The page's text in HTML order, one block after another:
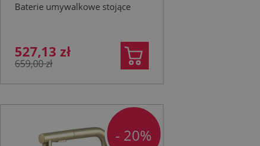
Baterie umywalkowe stojące
527,13 zł
659,00 zł
- 20%